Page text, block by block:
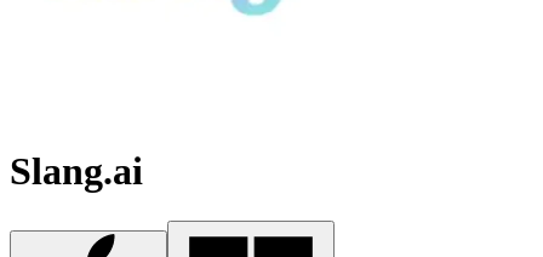
Slang.ai